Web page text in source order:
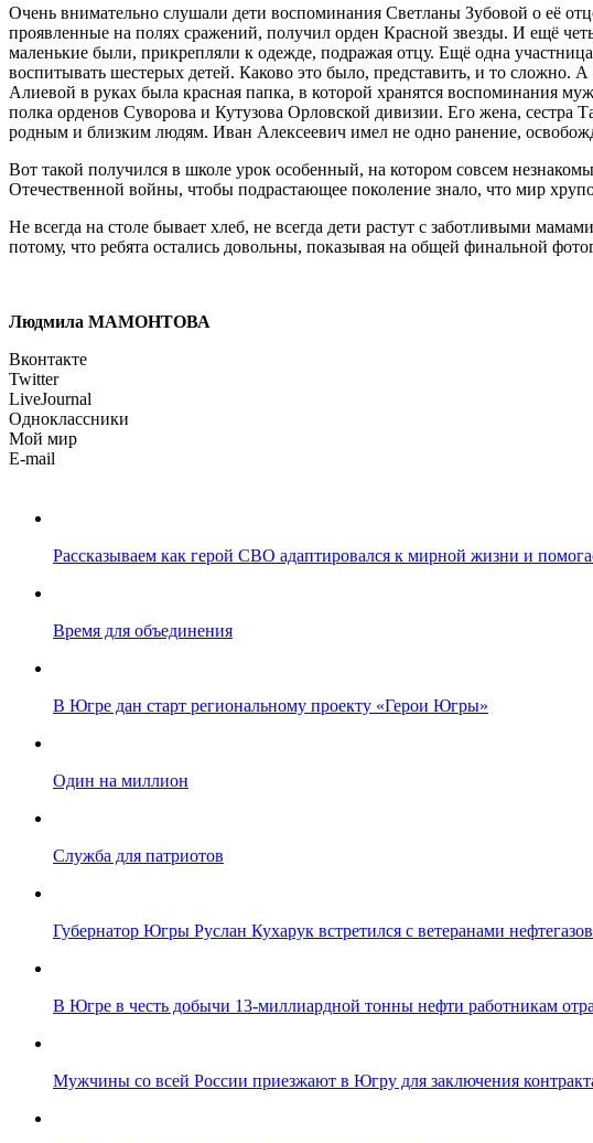
Очень внимательно слушали дети воспоминания Светланы Зубовой о её
проявленные на полях сражений, получил орден Красной звезды. И ещё
маленькие были, прикрепляли к одежде, подражая отцу. Ещё одна
воспитывать шестерых детей. Каково это было, представить, и то
Алиевой в руках была красная папка, в которой хранятся воспоминания
полка орденов Суворова и Кутузова Орловской дивизии. Его жена,
родным и близким людям. Иван Алексеевич имел не одно ранение,
Вот такой получился в школе урок особенный, на котором совсем
Отечественной войны, чтобы подрастающее поколение знало, что мир
Не всегда на столе бывает хлеб, не всегда дети растут с заботливыми
потому, что ребята остались довольны, показывая на общей финальной
Людмила МАМОНТОВА
Вконтакте
Twitter
LiveJournal
Одноклассники
Мой мир
E-mail
Рассказываем как герой СВО адаптировался к мирной жизни и
Время для объединения
В Югре дан старт региональному проекту «Герои Югры»
Один на миллион
Служба для патриотов
Губернатор Югры Руслан Кухарук встретился с ветеранами
В Югре в честь добычи 13-миллиардной тонны нефти работникам
Мужчины со всей России приезжают в Югру для заключения